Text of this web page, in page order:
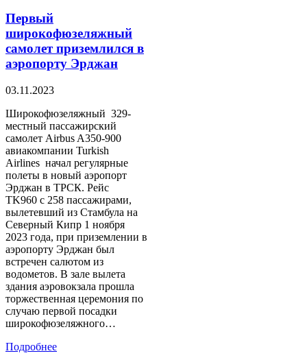
Первый
широкофюзеляжный
самолет приземлился в
аэропорту Эрджан
03.11.2023
Широкофюзеляжный 329-
местный пассажирский
самолет Airbus A350-900
авиакомпании Turkish
Airlines начал регулярные
полеты в новый аэропорт
Эрджан в ТРСК. Рейс
TK960 с 258 пассажирами,
вылетевший из Стамбула на
Северный Кипр 1 ноября
2023 года, при приземлении в
аэропорту Эрджан был
встречен салютом из
водометов. В зале вылета
здания аэровокзала прошла
торжественная церемония по
случаю первой посадки
широкофюзеляжного…
Подробнее